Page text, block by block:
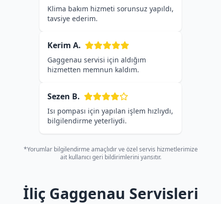
Klima bakım hizmeti sorunsuz yapıldı,
tavsiye ederim.
Kerim A.
Gaggenau servisi için aldığım
hizmetten memnun kaldım.
Sezen B.
Isı pompası için yapılan işlem hızlıydı,
bilgilendirme yeterliydi.
*Yorumlar bilgilendirme amaçlıdır ve özel servis hizmetlerimize
ait kullanıcı geri bildirimlerini yansıtır.
İliç Gaggenau Servisleri